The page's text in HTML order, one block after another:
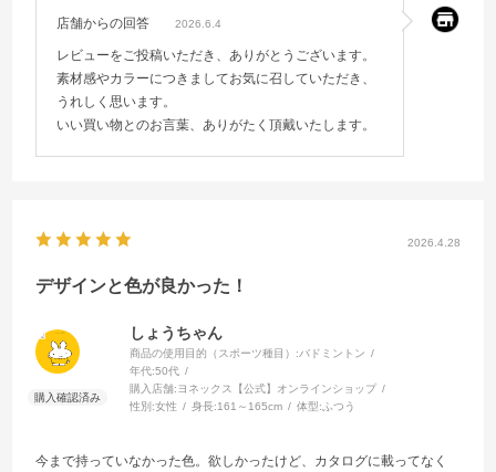
店舗からの回答 2026.6.4
レビューをご投稿いただき、ありがとうございます。
素材感やカラーにつきましてお気に召していただき、
うれしく思います。
いい買い物とのお言葉、ありがたく頂戴いたします。
2026.4.28
デザインと色が良かった！
しょうちゃん
商品の使用目的（スポーツ種目）:バドミントン
年代:50代
購入店舗: ヨネックス【公式】オンラインショップ
性別:女性 身長:161～165cm 体型: ふつう
今まで持っていなかった色。欲しかったけど、カタログに載ってなく